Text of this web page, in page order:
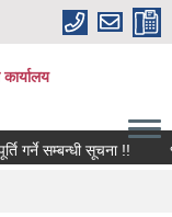
गर्ने सम्बन्धी सूचना !!